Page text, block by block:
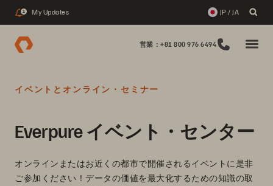
1 My Updates JP / JA
営業：+81 800 976 6494
イベントとオンライン・セミナー
Everpure イベント・センター
オンラインまたはお近くの都市で開催されるイベントに是非
ご参加ください！データの価値を最大化するための知識の取